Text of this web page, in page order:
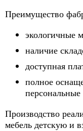
Преимущество
экологичные
наличие
доступная
полное
Производство
мебель детскую и